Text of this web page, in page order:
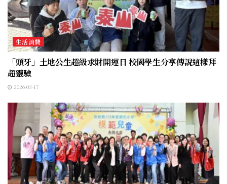
生活消費
「頭牙」土地公生超級求財開運日 校園學生分享傳說這樣拜
超靈驗
2026-03-17